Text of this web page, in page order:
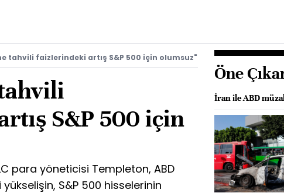
tahvili faizlerindeki artış S&P 500 için olumsuz"
S&P 500 için
para yöneticisi Templeton, ABD
S&P 500 hisselerinin
Öne
İran ile ABD